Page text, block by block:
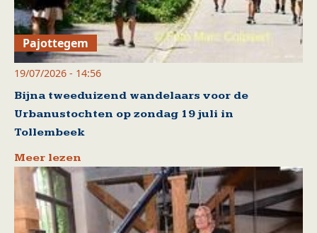
Pajottegem
19/07/2026 - 14:56
Bijna tweeduizend wandelaars voor de
Urbanustochten op zondag 19 juli in
Tollembeek
Meer lezen